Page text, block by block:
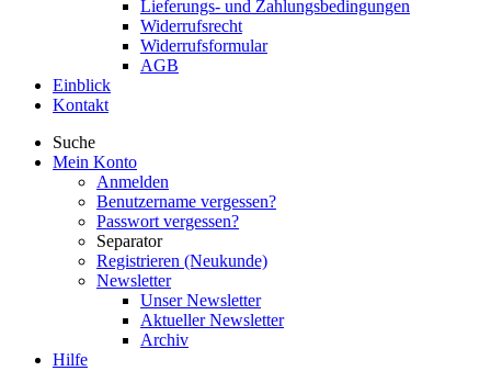
Lieferungs- und Zahlungsbedingungen
Widerrufsrecht
Widerrufsformular
AGB
Einblick
Kontakt
Suche
Mein Konto
Anmelden
Benutzername vergessen?
Passwort vergessen?
Separator
Registrieren (Neukunde)
Newsletter
Unser Newsletter
Aktueller Newsletter
Archiv
Hilfe